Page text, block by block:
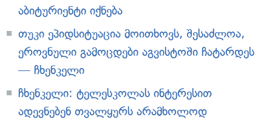
აბიტურიენტი იქნება
თუკი ეპიდსიტუაცია მოითხოვს, შესაძლოა,
ეროვნული გამოცდები აგვისტოში ჩატარდეს
— ჩხენკელი
ჩხენკელი: ტელესკოლას ინტერესით
ადევნებენ თვალყურს არამხოლოდ